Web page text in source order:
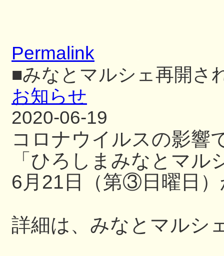
Permalink
■みなとマルシェ再開さ
お知らせ
2020-06-19
コロナウイルスの影響
「ひろしまみなとマル
6月21日（第③日曜日
詳細は、みなとマルシ